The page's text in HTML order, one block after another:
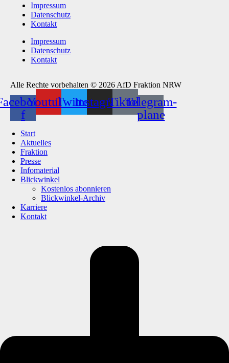
Impressum
Datenschutz
Kontakt
Impressum
Datenschutz
Kontakt
Alle Rechte vorbehalten © 2026 AfD Fraktion NRW
f
YoutubeTwitterInstagramTiktokTelegram-
plane
Start
Aktuelles
Fraktion
Presse
Infomaterial
Blickwinkel
Kostenlos abonnieren
Blickwinkel-Archiv
Karriere
Kontakt